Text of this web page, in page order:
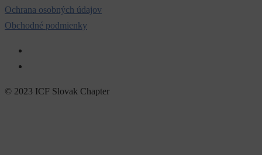
Ochrana osobných údajov
Obchodné podmienky
© 2023 ICF Slovak Chapter